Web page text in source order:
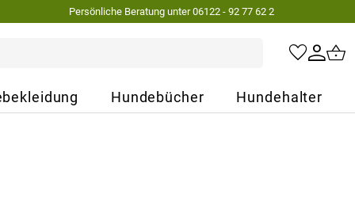
Persönliche Beratung unter 06122 - 92 77 62 2
Hundebücher Hundehalter